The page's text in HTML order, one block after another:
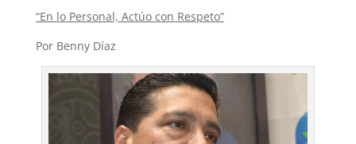
“En lo Personal, Actúo con Respeto”
Por Benny Díaz